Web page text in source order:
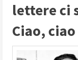
lettere ci
Ciao,